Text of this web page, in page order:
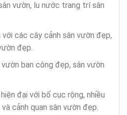
vườn, lu nước trang trí sân
với các cây cảnh sân vườn đẹp,
đẹp.
vườn ban công đẹp, sân vườn
đại với bố cục rộng, nhiều
cảnh quan sân vườn đẹp.